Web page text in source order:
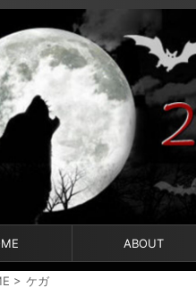
ABOUT
> ケガ